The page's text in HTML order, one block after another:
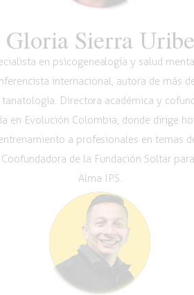
Gloria Sierra Uribe
en psicogenealogía y salud
internacional, autora de más
Directora académica y
en Evolución Colombia, donde dirige
a profesionales en temas
de la Fundación Soltar
Alma IPS.